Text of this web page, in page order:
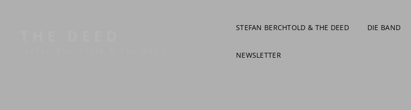
STEFAN BERCHTOLD & THE DEED DIE BAND
NEWSLETTER